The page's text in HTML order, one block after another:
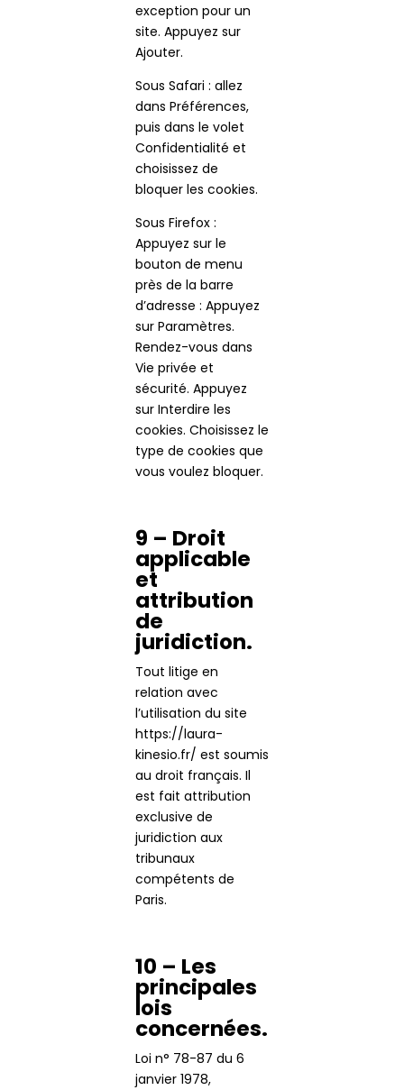
exception pour un
site. Appuyez sur
Ajouter.
Sous Safari : allez
dans Préférences,
puis dans le volet
Confidentialité et
choisissez de
bloquer les cookies.
Sous Firefox :
Appuyez sur le
bouton de menu
près de la barre
d’adresse : Appuyez
sur Paramètres.
Rendez-vous dans
Vie privée et
sécurité. Appuyez
sur Interdire les
cookies. Choisissez le
type de cookies que
vous voulez bloquer.
9 – Droit
applicable
et
attribution
de
juridiction.
Tout litige en
relation avec
l’utilisation du site
https://laura-
kinesio.fr/ est soumis
au droit français. Il
est fait attribution
exclusive de
juridiction aux
tribunaux
compétents de
Paris.
10 – Les
principales
lois
concernées.
Loi n° 78-87 du 6
janvier 1978,